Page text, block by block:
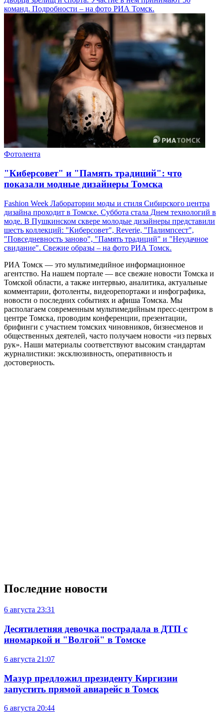
команд. Подробности – на фото РИА Томск.
Фотолента
"Киберсовет" и "Память традиций": что
показали модные дизайнеры Томска
Fashion Week Лаборатории моды и стиля Сибирского центра
дизайна проходит в Томске. Суббота стала Днем технологий в
моде. В Пушкинском сквере молодые дизайнеры представили
шесть коллекций: "Киберсовет", Reverie, "Палимпсест",
"Повседневность заново", "Память традиций" и "Неудачное
свидание". Свежие образы – на фото РИА Томск.
РИА Томск — это мультимедийное информационное
агентство. На нашем портале — все свежие новости Томска и
Томской области, а также интервью, аналитика, актуальные
комментарии, фотоленты, видеорепортажи и инфографика,
новости о последних событиях и афиша Томска. Мы
располагаем современным мультимедийным пресс-центром в
центре Томска, проводим конференции, презентации,
брифинги с участием томских чиновников, бизнесменов и
общественных деятелей, часто получаем новости «из первых
рук». Наши материалы соответствуют высоким стандартам
журналистики: эксклюзивность, оперативность и
достоверность.
Последние новости
6 августа 23:31
Десятилетняя девочка пострадала в ДТП с
иномаркой и "Волгой" в Томске
6 августа 21:07
Мазур предложил президенту Киргизии
запустить прямой авиарейс в Томск
6 августа 20:44